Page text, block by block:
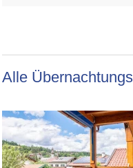
Alle